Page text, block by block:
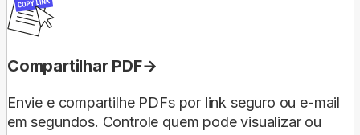
Compartilhar PDF
Envie e compartilhe PDFs por link seguro ou e-mail
em segundos. Controle quem pode visualizar ou